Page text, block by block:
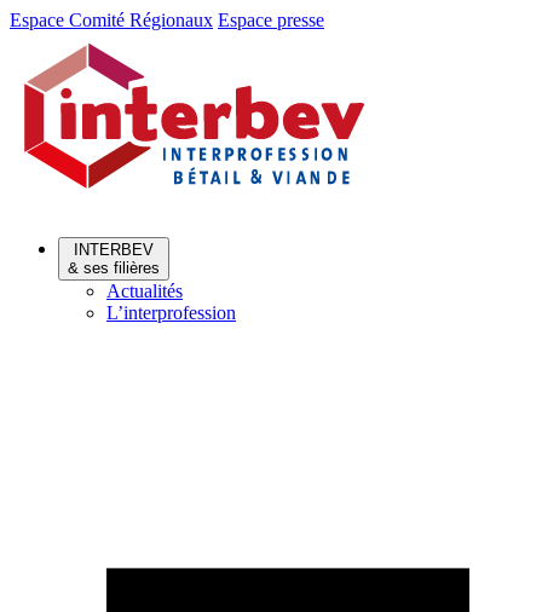
Aller
Aller
contenu
Espace Comité Régionaux Espace presse
INTERBEV
& ses filières
Actualités
L’interprofession